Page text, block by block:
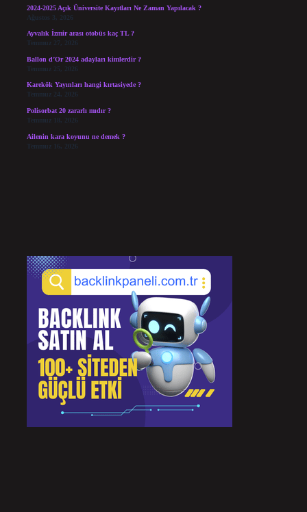
2024-2025 Açık Üniversite Kayıtları Ne Zaman Yapılacak ?
Ağustos 3, 2026
Ayvalık İzmir arası otobüs kaç TL ?
Temmuz 27, 2026
Ballon d’Or 2024 adayları kimlerdir ?
Temmuz 25, 2026
Karekök Yayınları hangi kırtasiyede ?
Temmuz 24, 2026
Polisorbat 20 zararlı mıdır ?
Temmuz 18, 2026
Ailenin kara koyunu ne demek ?
Temmuz 16, 2026